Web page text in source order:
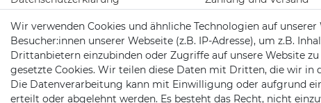
Impressum
Kontakt
Wir verwenden Cookies und ähnliche Technologien auf
Besucher:innen unserer Webseite (z.B. IP-Adresse), um z.B.
Drittanbietern einzubinden oder Zugriffe auf unsere Website
gesetzte Cookies. Wir teilen diese Daten mit Dritten, die wir in
Die Datenverarbeitung kann mit Einwilligung oder aufgrund
erteilt oder abgelehnt werden. Es besteht das Recht, nicht